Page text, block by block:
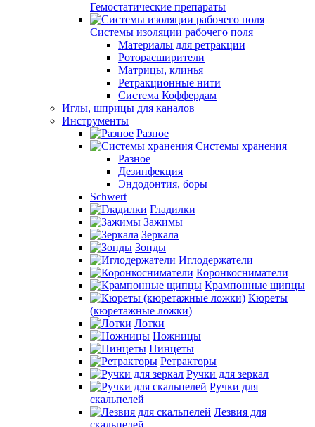
Гемостатические препараты
Системы изоляции рабочего поля
Материалы для ретракции
Роторасширители
Матрицы, клинья
Ретракционные нити
Система Коффердам
Иглы, шприцы для каналов
Инструменты
Разное
Системы хранения
Разное
Дезинфекция
Эндодонтия, боры
Schwert
Гладилки
Зажимы
Зеркала
Зонды
Иглодержатели
Коронкосниматели
Крампонные щипцы
Кюреты
(кюретажные ложки)
Лотки
Ножницы
Пинцеты
Ретракторы
Ручки для зеркал
Ручки для
скальпелей
Лезвия для
скальпелей